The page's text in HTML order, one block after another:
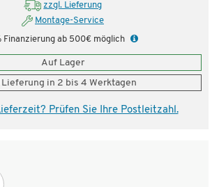
zzgl. Lieferung
Montage-Service
Finanzierung ab 500€ möglich
Auf Lager
in 2 bis 4 Werktagen
Prüfen Sie Ihre Postleitzahl.